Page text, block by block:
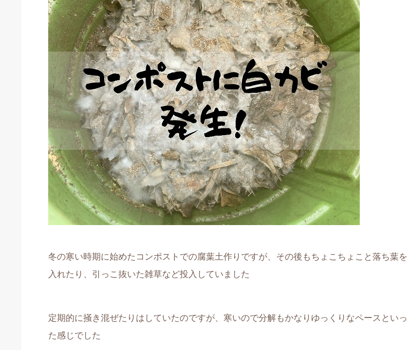
冬の寒い時期に始めたコンポストでの腐葉土作りですが、その後もちょこちょこと落ち葉を
入れたり、引っこ抜いた雑草など投入していました
定期的に掻き混ぜたりはしていたのですが、寒いので分解もかなりゆっくりなペースといっ
た感じでした